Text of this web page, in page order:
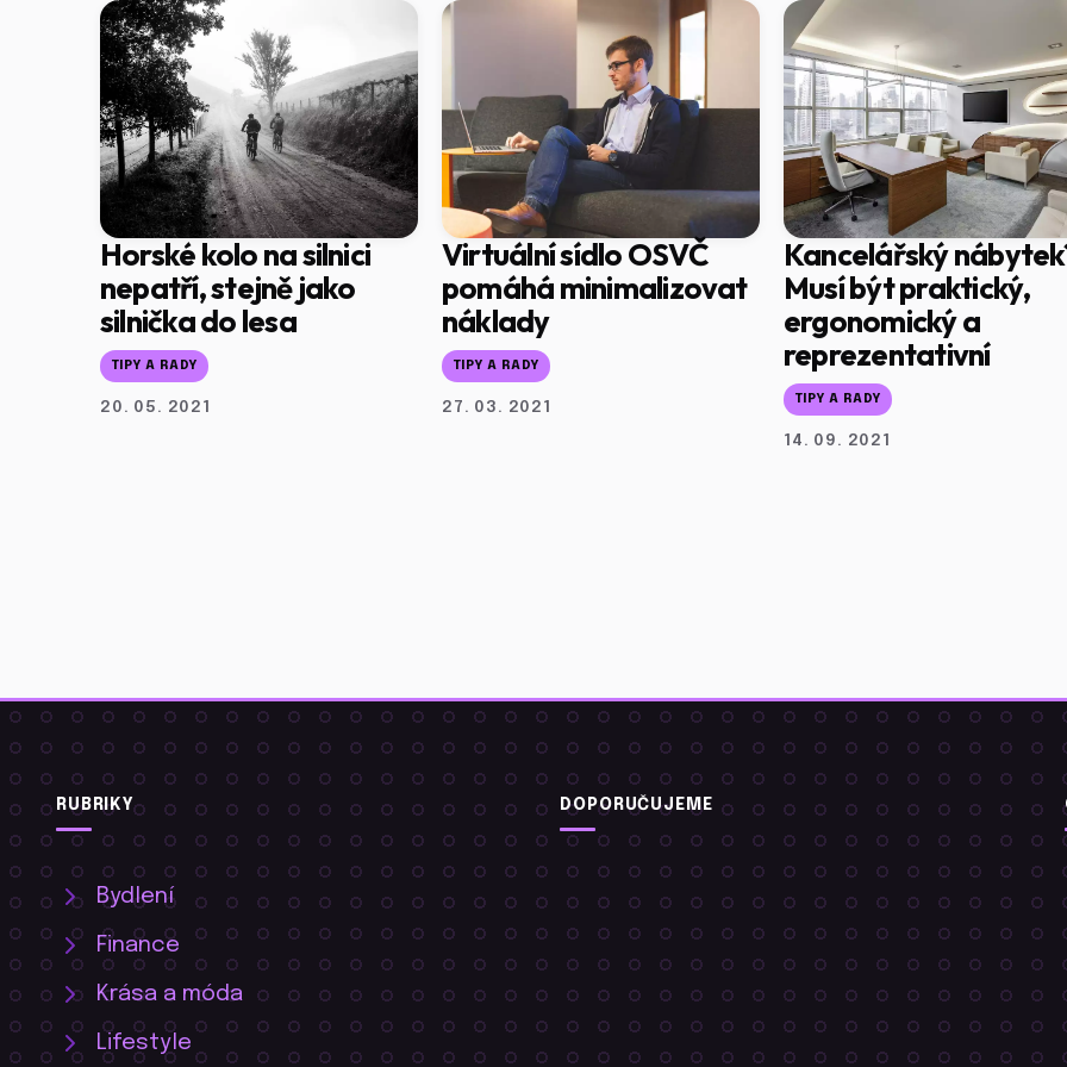
Horské kolo na silnici
nepatří, stejně jako
silnička do lesa
TIPY A RADY
20. 05. 2021
Virtuální sídlo OSVČ
pomáhá minimalizovat
náklady
TIPY A RADY
27. 03. 2021
Kancelářský
Musí být praktický,
ergonomický a
reprezentativní
TIPY A RADY
14. 09. 2021
RUBRIKY
Bydlení
Finance
Krása a móda
Lifestyle
DOPORUČUJEME